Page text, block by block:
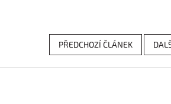
PŘEDCHOZÍ ČLÁNEK